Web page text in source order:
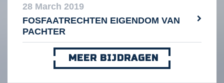
28 March 2019
FOSFAATRECHTEN EIGENDOM VAN
PACHTER
MEER BIJDRAGEN